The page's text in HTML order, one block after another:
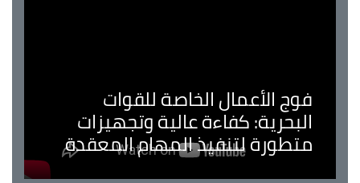
فوج الأعمال الخاصة للقوات
البحرية: كفاءة عالية وتجهيزات
متطورة لتنفيذ المهام المعقدة